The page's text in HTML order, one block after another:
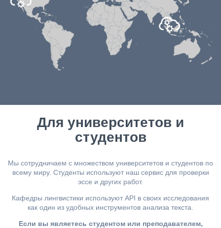
Для университетов и
студентов
Мы сотрудничаем с множеством университетов и студентов по
всему миру. Студенты используют наш сервис для проверки
эссе и других работ.
Кафедры лингвистики используют API в своих исследования
как один из удобных инструментов анализа текста.
Если вы являетесь студентом или преподавателем,